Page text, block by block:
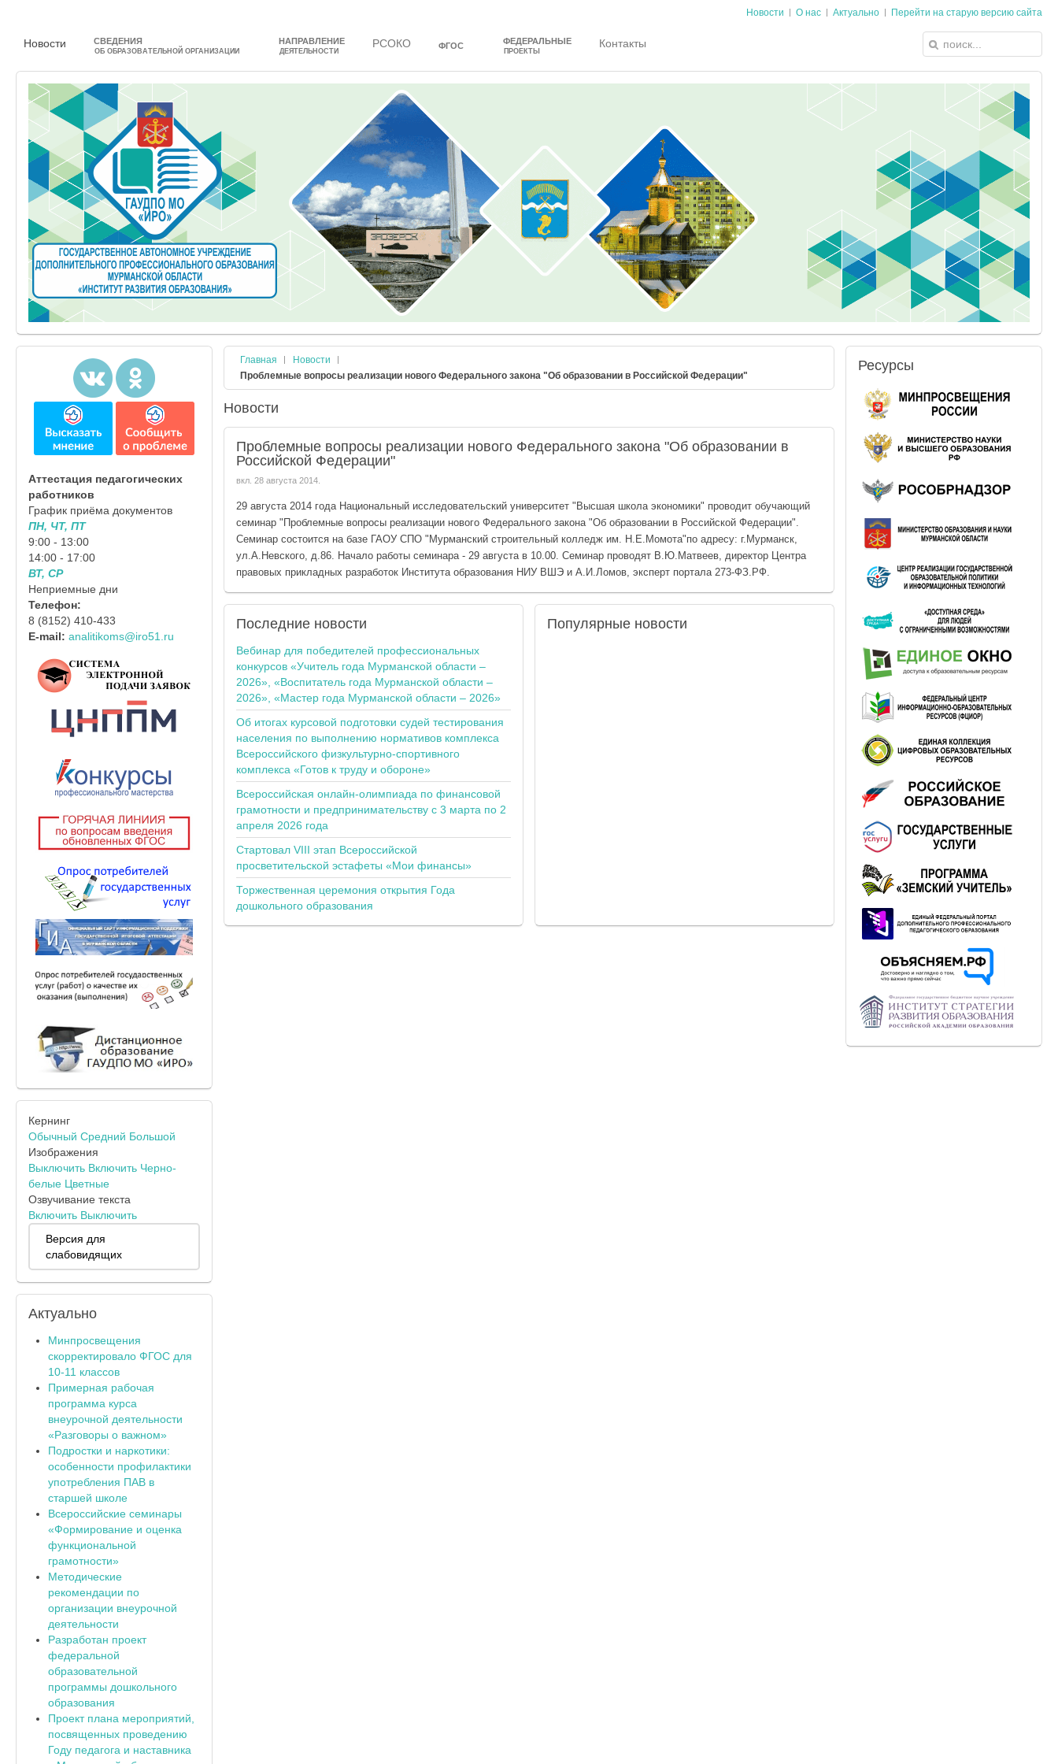
Новости О нас Актуально Перейти на старую версию сайта
Новости СВЕДЕНИЯ
ОБ ОБРАЗОВАТЕЛЬНОЙ ОРГАНИЗАЦИИ
НАПРАВЛЕНИЕ
ДЕЯТЕЛЬНОСТИ
РСОКО ФГОС ФЕДЕРАЛЬНЫЕ
ПРОЕКТЫ
Контакты
Главная
Новости
Проблемные вопросы реализации нового Федерального закона "Об образовании в Российской Федерации"
Новости
Проблемные вопросы реализации нового Федерального закона "Об образовании в
Российской Федерации"
вкл. 28 августа 2014.
29 августа 2014 года Национальный исследовательский университет "Высшая школа экономики" проводит обучающий
семинар "Проблемные вопросы реализации нового Федерального закона "Об образовании в Российской Федерации".
Семинар состоится на базе ГАОУ СПО "Мурманский строительный колледж им. Н.Е.Момота"по адресу: г.Мурманск,
ул.А.Невского, д.86. Начало работы семинара - 29 августа в 10.00. Семинар проводят В.Ю.Матвеев, директор Центра
правовых прикладных разработок Института образования НИУ ВШЭ и А.И.Ломов, эксперт портала 273-ФЗ.РФ.
Последниеновости
Вебинар для победителей профессиональных
конкурсов «Учитель года Мурманской области –
2026», «Воспитатель года Мурманской области –
2026», «Мастер года Мурманской области – 2026»
Об итогах курсовой подготовки судей тестирования
населения по выполнению нормативов комплекса
Всероссийского физкультурно-спортивного
комплекса «Готов к труду и обороне»
Всероссийская онлайн-олимпиада по финансовой
грамотности и предпринимательству с 3 марта по 2
апреля 2026 года
Стартовал VIII этап Всероссийской
просветительской эстафеты «Мои финансы»
Торжественная церемония открытия Года
дошкольного образования
Популярныеновости
Аттестация педагогических
работников
График приёма документов
ПН, ЧТ, ПТ
9:00 - 13:00
14:00 - 17:00
ВТ, СР
Неприемные дни
Телефон:
8 (8152) 410-433
E-mail: analitikoms@iro51.ru
Кернинг
Обычный Средний Большой
Изображения
Выключить Включить Черно-
белые Цветные
Озвучивание текста
Включить Выключить
Версия для
слабовидящих
Актуально
Минпросвещения
скорректировало ФГОС для
10-11 классов
Примерная рабочая
программа курса
внеурочной деятельности
«Разговоры о важном»
Подростки и наркотики:
особенности профилактики
употребления ПАВ в
старшей школе
Всероссийские семинары
«Формирование и оценка
функциональной
грамотности»
Методические
рекомендации по
организации внеурочной
деятельности
Разработан проект
федеральной
образовательной
программы дошкольного
образования
Проект плана мероприятий,
посвященных проведению
Году педагога и наставника
Ресурсы